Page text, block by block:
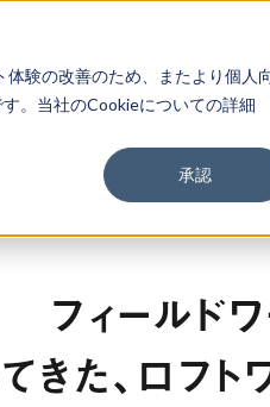
験の改善のため、またより個人
。当社のCookieについての詳細
承認
Work Findings
フィールド
きた、ロフト